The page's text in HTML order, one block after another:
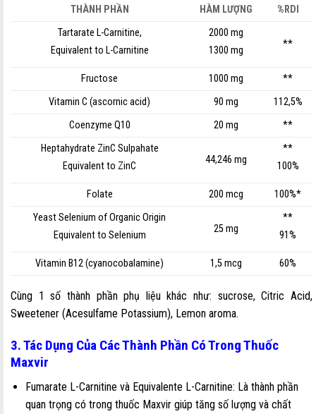
THÀNH PHẦN HÀM LƯỢNG
%RDI
Tartarate L-Carnitine,
Equivalent to L-Carnitine
2000 mg
1300 mg
**
Fructose 1000 mg
**
Vitamin C (ascornic acid)
90 mg
112,5%
Coenzyme Q10
20 mg
**
Heptahydrate ZinC Sulpahate
Equivalent to ZinC
44,246 mg
**
100%
Folate 200 mcg
100%*
Yeast Selenium of Organic Origin
Equivalent to Selenium
25 mg
**
91%
Vitamin B12 (cyanocobalamine) 1,5 mcg 60%
Cùng 1 số thành phần phụ liệu khác như: sucrose, Citric Acid,
Sweetener (Acesulfame Potassium), Lemon aroma.
3. Tác Dụng Của Các Thành Phần Có Trong Thuốc
Maxvir
Fumarate L-Carnitine và Equivalente L-Carnitine: Là thành phần
quan trọng có trong thuốc Maxvir giúp tăng số lượng và chất